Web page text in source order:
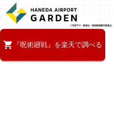
『呪術廻戦』を楽天で調べる